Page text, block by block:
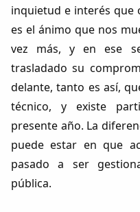
inquietud e interés que
es el ánimo que nos
vez más, y en ese
trasladado su
delante, tanto es así,
técnico, y existe
presente año. La
puede estar en que
pasado a ser
pública.
Copiar